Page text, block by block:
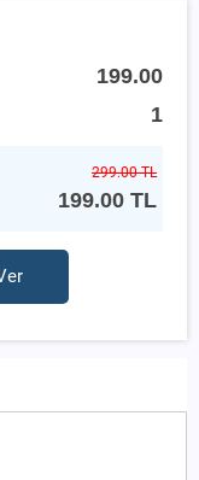
199.00
1
299.00 TL
199.00 TL